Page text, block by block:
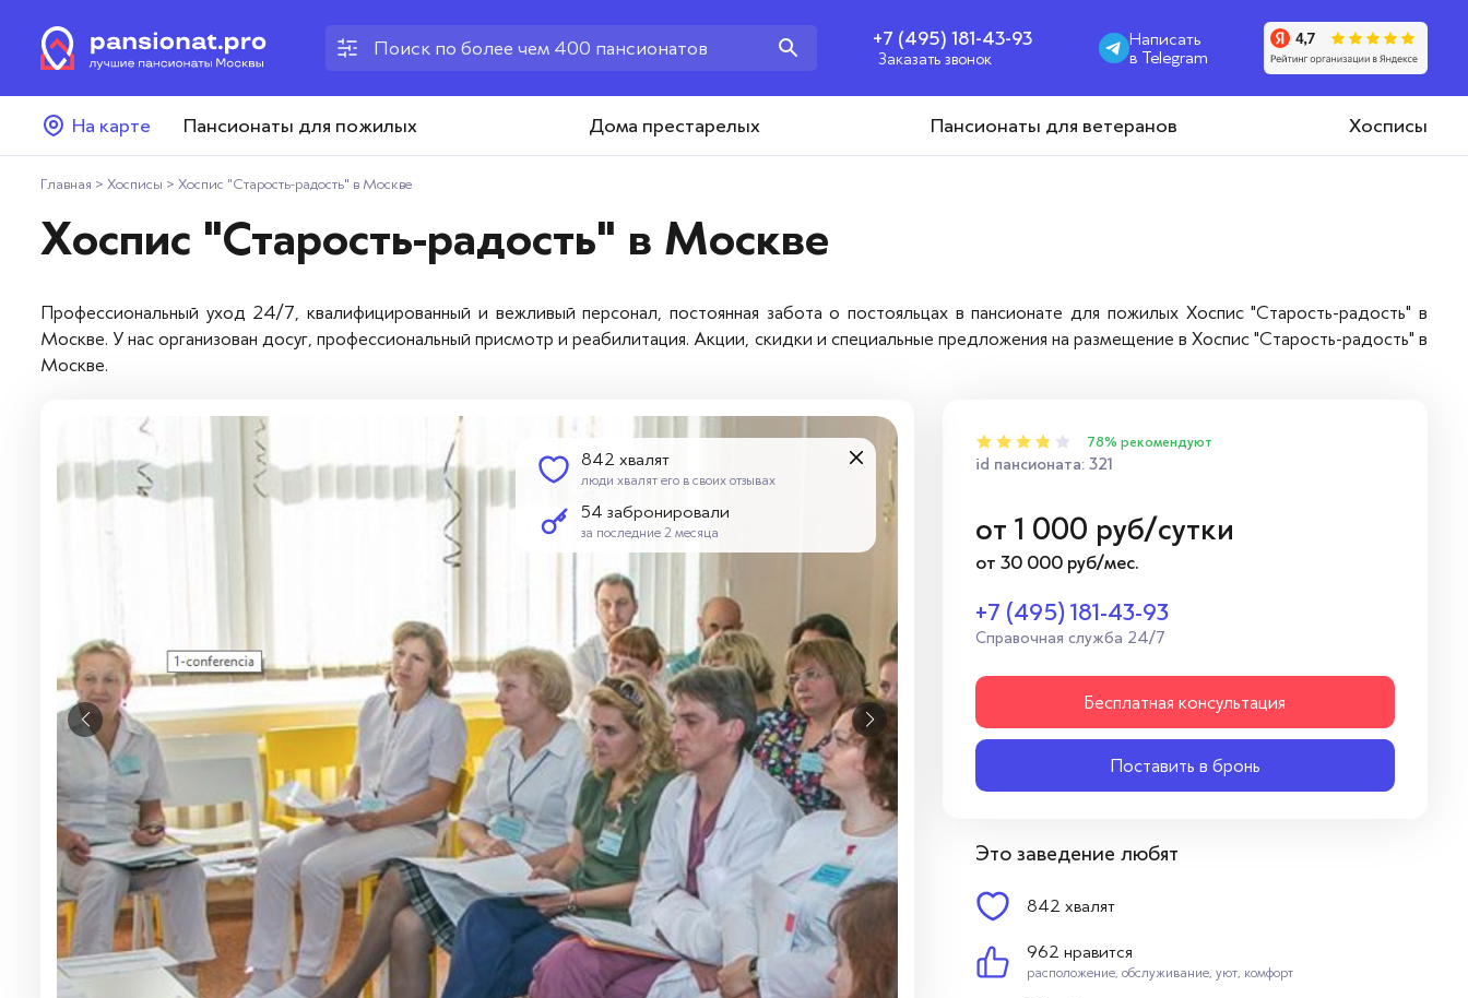
+7 (495) 181-43-93
Заказать звонок
Написать
в Telegram
На карте Пансионаты для пожилых Дома престарелых Пансионаты для ветеранов Хосписы
Пансионаты для пожилых
Дома престарелых
Как выбрать пансионат
Вопросы — ответы
Главная > Хосписы > Хоспис "Старость-радость" в Москве
Хоспис "Старость-радость" в Москве
Профессиональный уход 24/7, квалифицированный и вежливый персонал, постоянная забота о постояльцах в пансионате для пожилых Хоспис "Старость-радость" в
Москве. У нас организован досуг, профессиональный присмотр и реабилитация. Акции, скидки и специальные предложения на размещение в Хоспис "Старость-радость" в
Москве.
842 хвалят
люди хвалят его в своих отзывах
54 забронировали
за последние 2 месяца
78% рекомендуют
id пансионата: 321
от 1 000 руб/сутки
от 30 000 руб/мес.
+7 (495) 181-43-93
Справочная служба 24/7
Бесплатная консультация
Поставить в бронь
Это заведение любят
842 хвалят
962 нравится
расположение, обслуживание, уют, комфорт